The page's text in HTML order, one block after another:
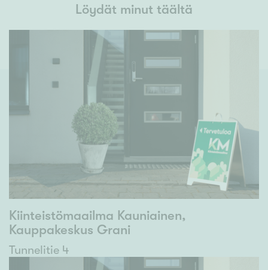
Löydät minut täältä
Kiinteistömaailma Kauniainen,
Kauppakeskus Grani
Tunnelitie 4